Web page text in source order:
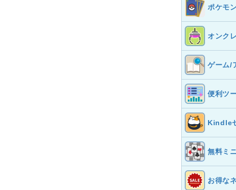
ポケモ
オンクレ
ゲーム/
便利ツ
Kindle
無料ミ
お得な